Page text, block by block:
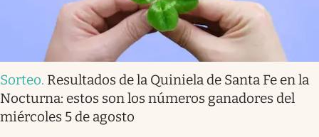
Sorteo. Resultados de la Quiniela de Santa Fe en la
Nocturna: estos son los números ganadores del
miércoles 5 de agosto